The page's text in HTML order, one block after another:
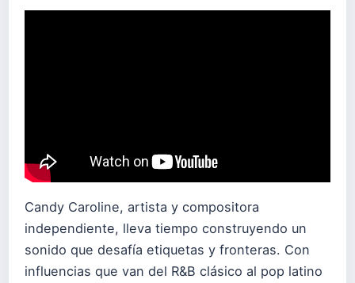
Candy Caroline, artista y compositora
independiente, lleva tiempo construyendo un
sonido que desafía etiquetas y fronteras. Con
influencias que van del R&B clásico al pop latino